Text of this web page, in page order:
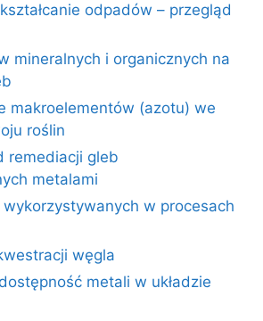
odpadów – przegląd
mineralnych i organicznych na
makroelementów (azotu) we
roślin
remediacji gleb
metalami
wykorzystywanych w procesach
węgla
metali w układzie